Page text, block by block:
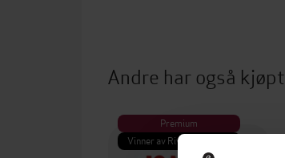
Andre har også kjøpt
Premium
Vinner av Rivertonprisen